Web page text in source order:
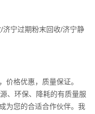
宁过期粉末回收/济宁静
价格优惠，质量保证。
、环保、降耗的有质量服
为您的合适合作伙伴。我